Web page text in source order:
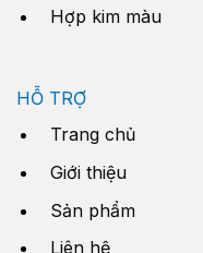
Hợp kim màu
HỖ TRỢ
Trang chủ
Giới thiệu
Sản phẩm
Liên hệ